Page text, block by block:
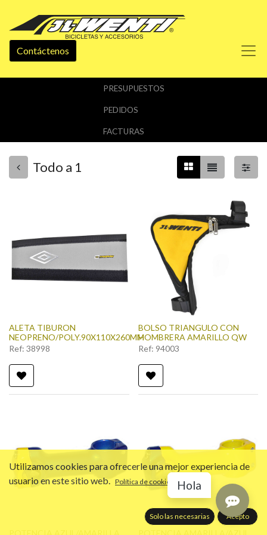
Contáctenos
PRESUPUESTOS
PEDIDOS
FACTURAS
Todo a 1
ALETA TIBURON
NEOPRENO/POLY.90X110X260MM
Ref: 38998
BOLSO TRIANGULO CON
HOMBRERA AMARILLO QW
Ref: 94003
POTENCIA AZUL/AMARILLA POTENCIA AMARILLA/AZUL
Utilizamos cookies para ofrecerle una mejor experiencia de
usuario en este sitio web. Política de cookies
Solo las necesarias Acepto
Hola